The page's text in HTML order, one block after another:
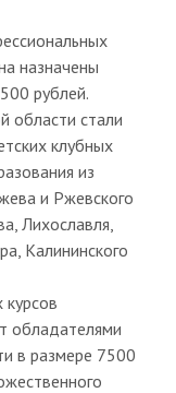
назначены
рублей.
области стали
клубных
из
и Ржевского
Лихославля,
Калининского
обладателями
в размере 7500